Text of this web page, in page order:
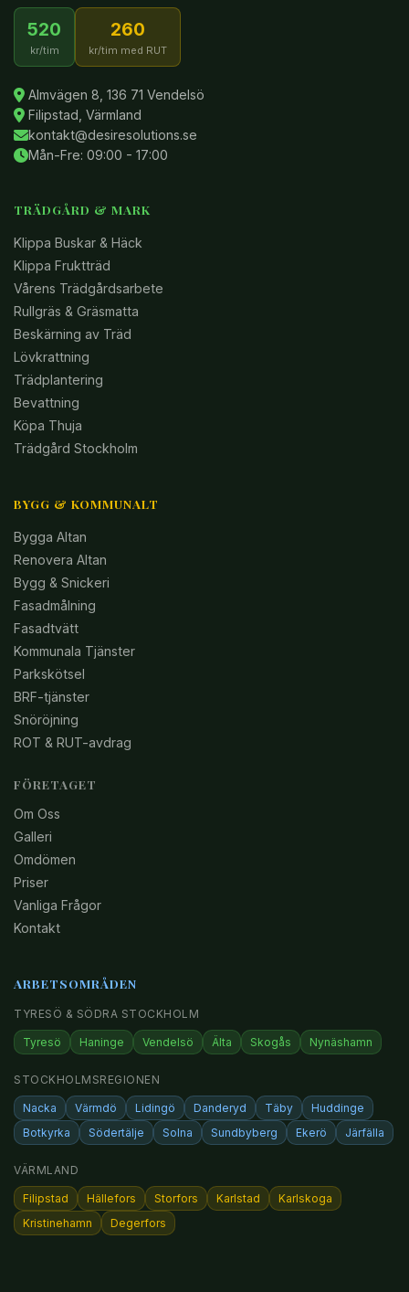
520
kr/tim
260
kr/tim med RUT
Almvägen 8, 136 71 Vendelsö
Filipstad, Värmland
kontakt@desiresolutions.se
Mån-Fre: 09:00 - 17:00
TRÄDGÅRD & MARK
Klippa Buskar & Häck
Klippa Fruktträd
Vårens Trädgårdsarbete
Rullgräs & Gräsmatta
Beskärning av Träd
Lövkrattning
Trädplantering
Bevattning
Köpa Thuja
Trädgård Stockholm
BYGG & KOMMUNALT
Bygga Altan
Renovera Altan
Bygg & Snickeri
Fasadmålning
Fasadtvätt
Kommunala Tjänster
Parkskötsel
BRF-tjänster
Snöröjning
ROT & RUT-avdrag
FÖRETAGET
Om Oss
Galleri
Omdömen
Priser
Vanliga Frågor
Kontakt
ARBETSOMRÅDEN
TYRESÖ & SÖDRA STOCKHOLM
Tyresö Haninge Vendelsö Älta Skogås Nynäshamn
STOCKHOLMSREGIONEN
Nacka Värmdö Lidingö Danderyd Täby
Huddinge
Botkyrka
Södertälje Solna Sundbyberg Ekerö Järfälla
VÄRMLAND
Filipstad Hällefors Storfors Karlstad
Karlskoga
Kristinehamn
Degerfors